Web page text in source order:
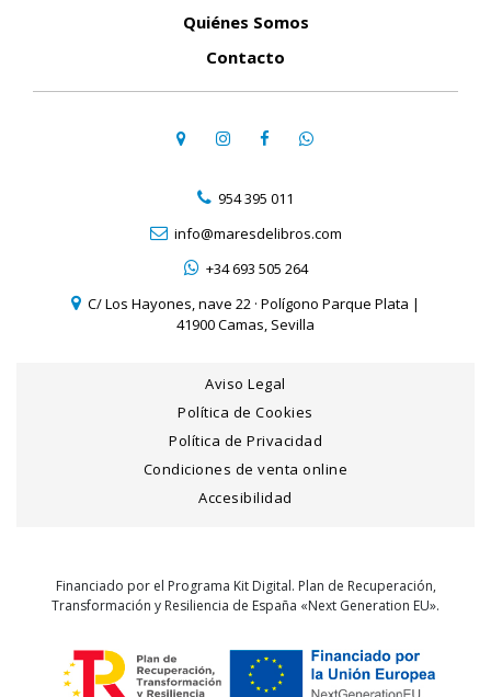
Quiénes Somos
Contacto
954 395 011
info@maresdelibros.com
+34 693 505 264
C/ Los Hayones, nave 22 · Polígono Parque Plata |
41900 Camas, Sevilla
Aviso Legal
Política de Cookies
Política de Privacidad
Condiciones de venta online
Accesibilidad
Financiado por el Programa Kit Digital. Plan de Recuperación,
Transformación y Resiliencia de España «Next Generation EU».